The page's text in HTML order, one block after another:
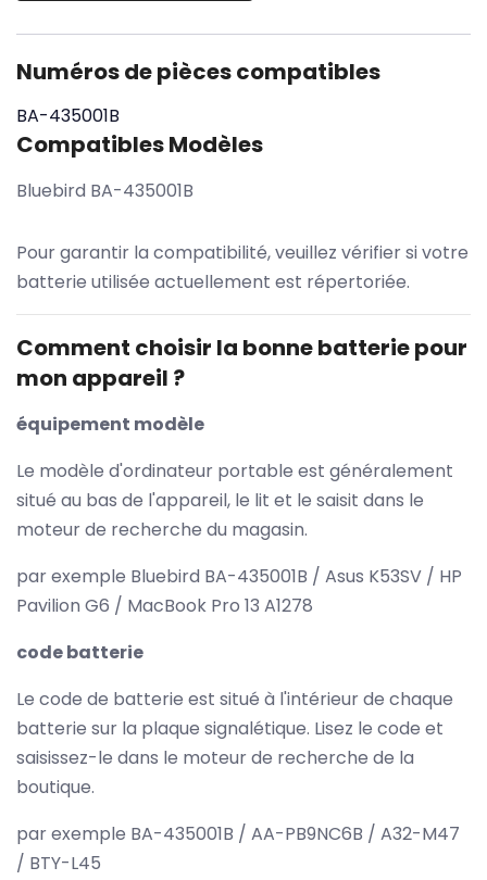
Numéros de pièces compatibles
BA-435001B
Compatibles Modèles
Bluebird BA-435001B
Pour garantir la compatibilité, veuillez vérifier si votre
batterie utilisée actuellement est répertoriée.
Comment choisir la bonne batterie pour
mon appareil ?
équipement modèle
Le modèle d'ordinateur portable est généralement
situé au bas de l'appareil, le lit et le saisit dans le
moteur de recherche du magasin.
par exemple Bluebird BA-435001B / Asus K53SV / HP
Pavilion G6 / MacBook Pro 13 A1278
code batterie
Le code de batterie est situé à l'intérieur de chaque
batterie sur la plaque signalétique. Lisez le code et
saisissez-le dans le moteur de recherche de la
boutique.
par exemple BA-435001B / AA-PB9NC6B / A32-M47
/ BTY-L45